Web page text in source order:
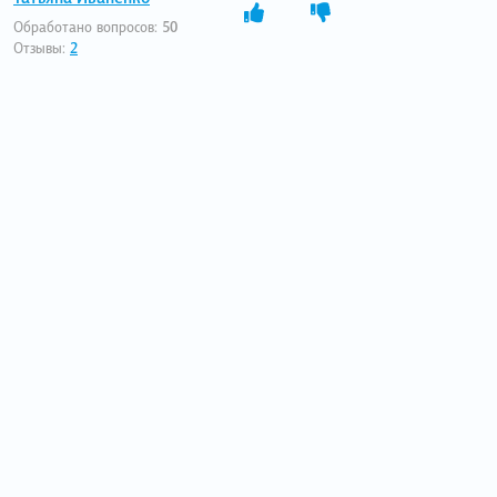
Обработано вопросов: 50
Отзывы: 2